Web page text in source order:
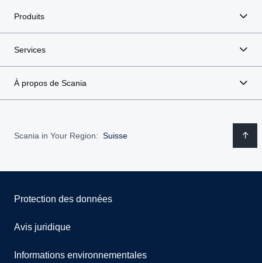
Produits
Services
À propos de Scania
Scania in Your Region: Suisse
Protection des données
Avis juridique
Informations environnementales